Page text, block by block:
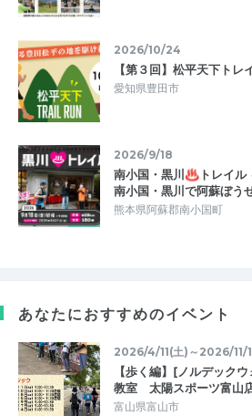
2026/10/24
【第３回】松平天下トレ
愛知県豊田市
2026/9/18
南小国・黒川♨トレイル
南小国・黒川で阿蘇ぼう
熊本県阿蘇郡南小国町
あなたにおすすめのイベント
2026/4/11(土)～2026/11/
【歩く編】[ノルデック
教室 太陽スポーツ富山
富山県富山市